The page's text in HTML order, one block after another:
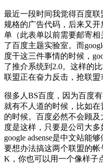
最近一段时间我觉得百度
规格的广告代码，后来又
单（此表单以前需要邮寄
了百度主题实验室。而
度干这三件事情的时候，
了推介系统到2.0。这样的
联盟正在奋力反击，抢联盟
很多人BS百度，因为百度
就有不人道的时候，比如
的时候。百度必然不会顾
度是这样，只要是公司大
google adsense是中文站能
要想办法搞这两个联盟的
K，你也可以用一个像样子